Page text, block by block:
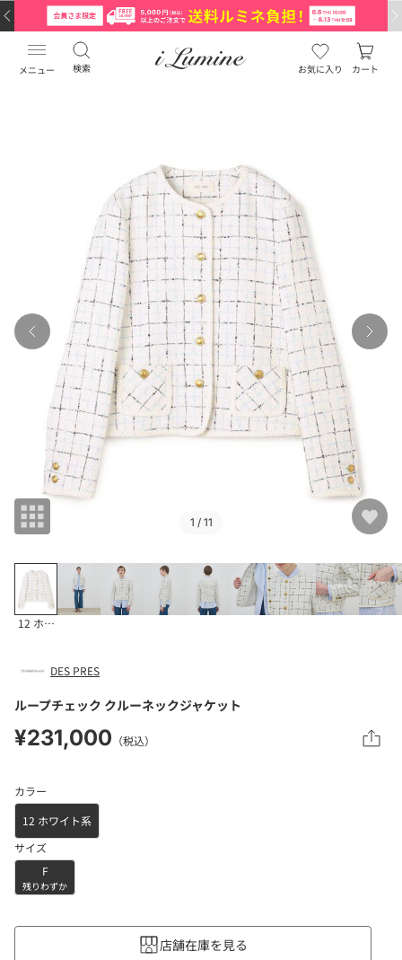
メニュー 検索 お気に入り カート
1 / 11
12 ホワイト系
DES PRES
ループチェック クルーネックジャケット
¥231,000 （税込）
カラー
12 ホワイト系
サイズ
F
残りわずか
店舗在庫を見る